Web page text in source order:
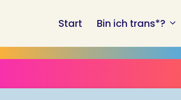
Start Bin ich trans*?